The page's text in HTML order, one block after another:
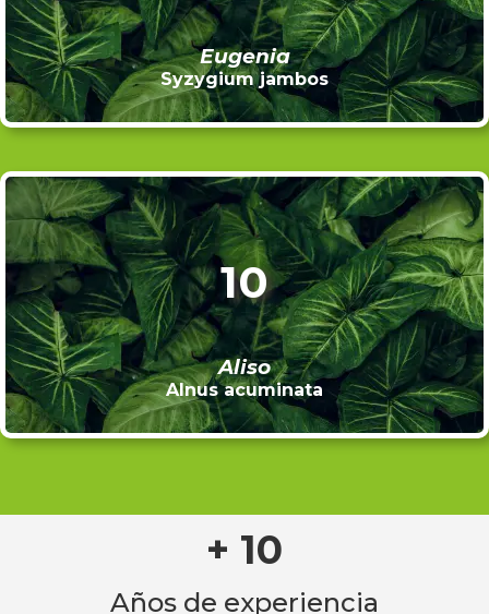
Eugenia
Syzygium jambos
10
Aliso
Alnus acuminata
+ 10
Años de experiencia